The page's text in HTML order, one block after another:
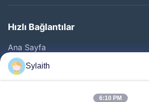
Hızlı Bağlantılar
Ana Sayfa
Ürünler
VİDEOLAR
Sylaith
6:10 PM